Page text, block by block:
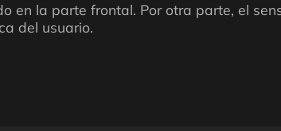
en la parte frontal. Por otra parte, el
del usuario.